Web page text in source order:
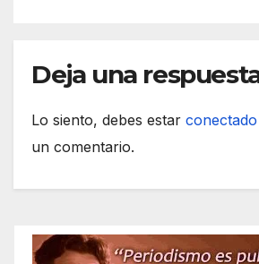
Deja una
Lo siento, debes estar conectado
un comentario.